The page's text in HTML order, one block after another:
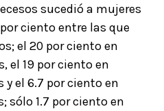
sucedió a mujeres
ciento entre las que
el 20 por ciento en
el 19 por ciento en
y el 6.7 por ciento en
sólo 1.7 por ciento en